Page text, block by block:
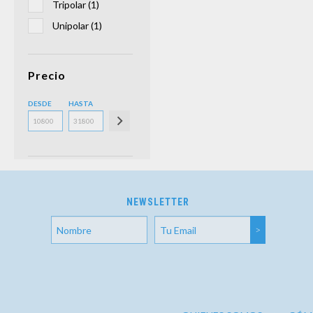
Tripolar (1)
Unipolar (1)
Precio
DESDE HASTA
NEWSLETTER